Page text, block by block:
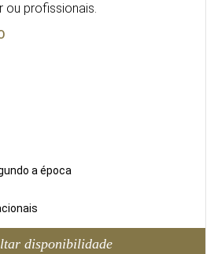
ou profissionais.
a época
disponibilidade